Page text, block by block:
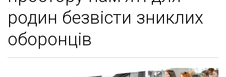
родин безвісти зниклих
оборонців